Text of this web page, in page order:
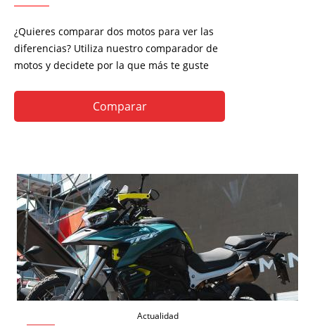
¿Quieres comparar dos motos para ver las
diferencias? Utiliza nuestro comparador de
motos y decidete por la que más te guste
Comparar
Actualidad